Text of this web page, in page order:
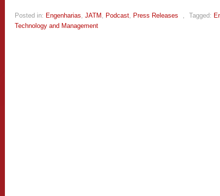
Posted in: Engenharias, JATM , Podcast, Press Releases , Tagged:
Technology and Management